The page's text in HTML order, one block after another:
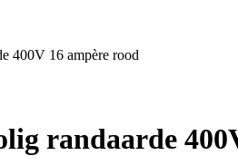
400V 16 ampère rood
randaarde